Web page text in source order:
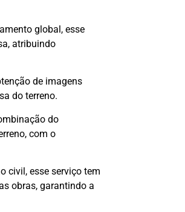
global, esse
atribuindo
de imagens
do terreno.
do
com o
civil, esse serviço tem
obras, garantindo a